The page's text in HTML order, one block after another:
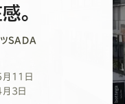
ダ
ー
。
ツSADA
11日
3日